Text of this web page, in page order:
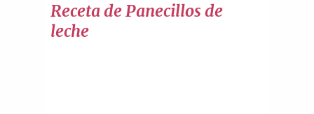
Receta de Panecillos de
leche